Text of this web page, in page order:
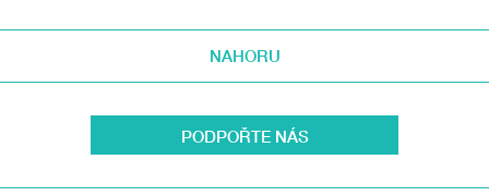
NAHORU
PODPOŘTE NÁS